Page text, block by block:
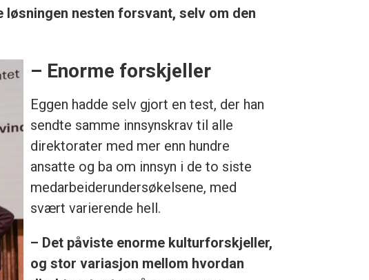
nesten forsvant, selv om den
– Enorme forskjeller
Eggen hadde selv gjort en test, der han
sendte samme innsynskrav til alle
direktorater med mer enn hundre
ansatte og ba om innsyn i de to siste
medarbeiderundersøkelsene, med
svært varierende hell.
– Det påviste enorme kulturforskjeller,
og stor variasjon mellom hvordan